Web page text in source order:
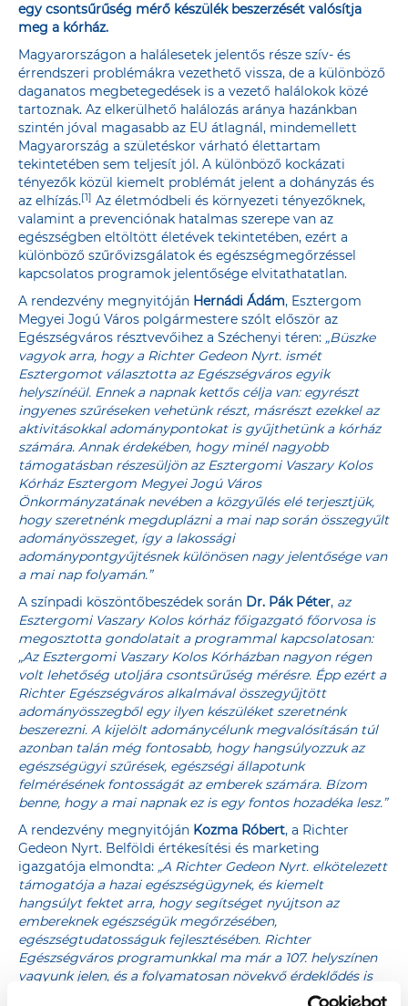
egy csontsűrűség mérő készülék beszerzését valósítja
meg a kórház.
Magyarországon a halálesetek jelentős része szív- és
érrendszeri problémákra vezethető vissza, de a különböző
daganatos megbetegedések is a vezető halálokok közé
tartoznak. Az elkerülhető halálozás aránya hazánkban
szintén jóval magasabb az EU átlagnál, mindemellett
Magyarország a születéskor várható élettartam
tekintetében sem teljesít jól. A különböző kockázati
tényezők közül kiemelt problémát jelent a dohányzás és
az elhízás.[1] Az életmódbeli és környezeti tényezőknek,
valamint a prevenciónak hatalmas szerepe van az
egészségben eltöltött életévek tekintetében, ezért a
különböző szűrővizsgálatok és egészségmegőrzéssel
kapcsolatos programok jelentősége elvitathatatlan.
A rendezvény megnyitóján Hernádi Ádám, Esztergom
Megyei Jogú Város polgármestere szólt először az
Egészségváros résztvevőihez a Széchenyi téren: „Büszke
vagyok arra, hogy a Richter Gedeon Nyrt. ismét
Esztergomot választotta az Egészségváros egyik
helyszínéül. Ennek a napnak kettős célja van: egyrészt
ingyenes szűréseken vehetünk részt, másrészt ezekkel az
aktivitásokkal adománypontokat is gyűjthetünk a kórház
számára. Annak érdekében, hogy minél nagyobb
támogatásban részesüljön az Esztergomi Vaszary Kolos
Kórház Esztergom Megyei Jogú Város
Önkormányzatának nevében a közgyűlés elé terjesztjük,
hogy szeretnénk megduplázni a mai nap során összegyűlt
adományösszeget, így a lakossági
adománypontgyűjtésnek különösen nagy jelentősége van
a mai nap folyamán.”
A színpadi köszöntőbeszédek során Dr. Pák Péter, az
Esztergomi Vaszary Kolos kórház főigazgató főorvosa is
megosztotta gondolatait a programmal kapcsolatosan:
„Az Esztergomi Vaszary Kolos Kórházban nagyon régen
volt lehetőség utoljára csontsűrűség mérésre. Épp ezért a
Richter Egészségváros alkalmával összegyűjtött
adományösszegből egy ilyen készüléket szeretnénk
beszerezni. A kijelölt adománycélunk megvalósításán túl
azonban talán még fontosabb, hogy hangsúlyozzuk az
egészségügyi szűrések, egészségi állapotunk
felmérésének fontosságát az emberek számára. Bízom
benne, hogy a mai napnak ez is egy fontos hozadéka lesz.”
A rendezvény megnyitóján Kozma Róbert, a Richter
Gedeon Nyrt. Belföldi értékesítési és marketing
igazgatója elmondta: „A Richter Gedeon Nyrt. elkötelezett
támogatója a hazai egészségügynek, és kiemelt
hangsúlyt fektet arra, hogy segítséget nyújtson az
embereknek egészségük megőrzésében,
egészségtudatosságuk fejlesztésében. Richter
Egészségváros programunkkal ma már a 107. helyszínen
vagyunk jelen, és a folyamatosan növekvő érdeklődés is
igazolja, hogy az ehhez hasonló egészségmegőrző